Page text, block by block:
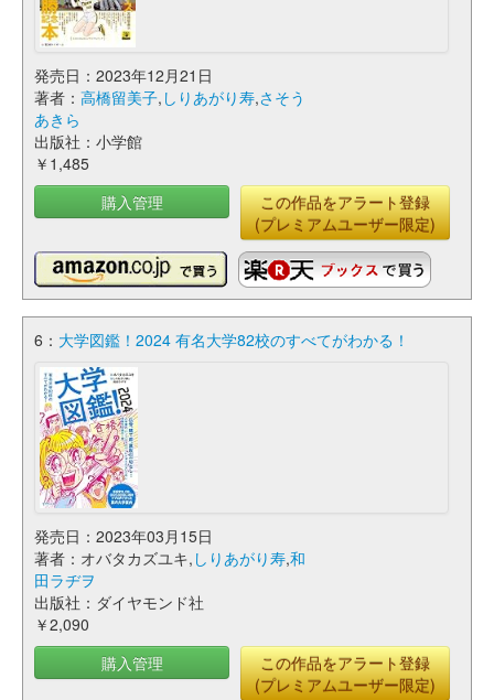
発売日：2023年12月21日
著者： 高橋留美子, しりあがり寿,さそう
あきら
出版社：小学館
￥1,485
購入管理
この作品をアラート登録
(プレミアムユーザー限定)
6： 大学図鑑！2024 有名大学82校のすべてがわかる！
発売日：2023年03月15日
著者：オバタカズユキ, しりあがり寿,和
田ラヂヲ
出版社：ダイヤモンド社
￥2,090
購入管理
この作品をアラート登録
(プレミアムユーザー限定)